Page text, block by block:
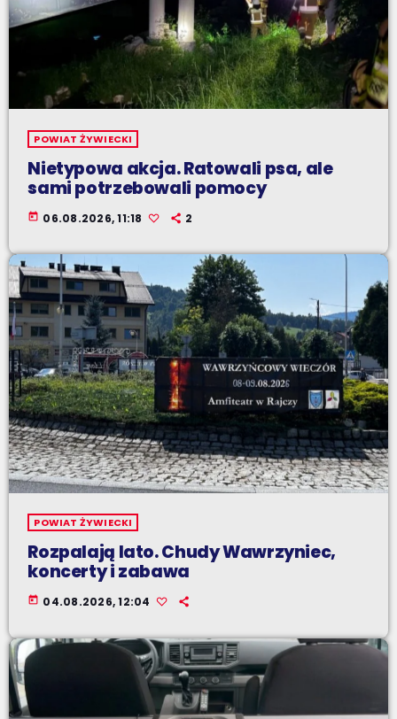
POWIAT ŻYWIECKI
Nietypowa akcja. Ratowali psa, ale
sami potrzebowali pomocy
today 06.08.2026, 11:18 2
POWIAT ŻYWIECKI
Rozpalają lato. Chudy Wawrzyniec,
koncerty i zabawa
today 04.08.2026, 12:04